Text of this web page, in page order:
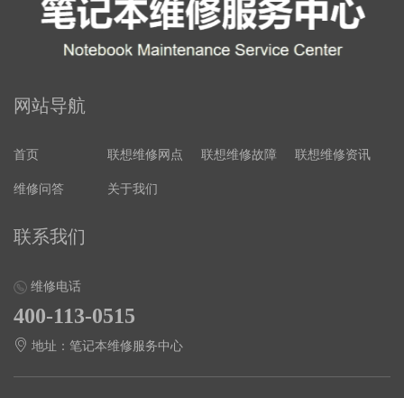
网站导航
首页 联想维修网点 联想维修故障 联想维修资讯
维修问答 关于我们
联系我们
维修电话
400-113-0515
地址：笔记本维修服务中心